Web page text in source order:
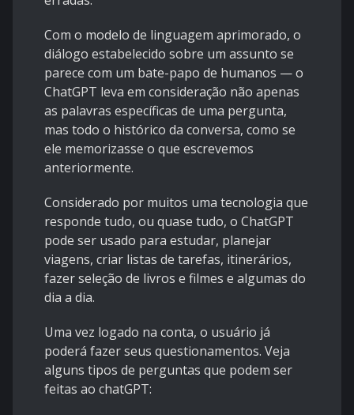
Com o modelo de linguagem aprimorado, o
diálogo estabelecido sobre um assunto se
parece com um bate-papo de humanos — o
ChatGPT leva em consideração não apenas
as palavras específicas de uma pergunta,
mas todo o histórico da conversa, como se
ele memorizasse o que escrevemos
anteriormente.
Considerado por muitos uma tecnologia que
responde tudo, ou quase tudo, o ChatGPT
pode ser usado para estudar, planejar
viagens, criar listas de tarefas, itinerários,
fazer seleção de livros e filmes e algumas do
dia a dia.
Uma vez logado na conta, o usuário já
poderá fazer seus questionamentos. Veja
alguns tipos de perguntas que podem ser
feitas ao chatGPT: